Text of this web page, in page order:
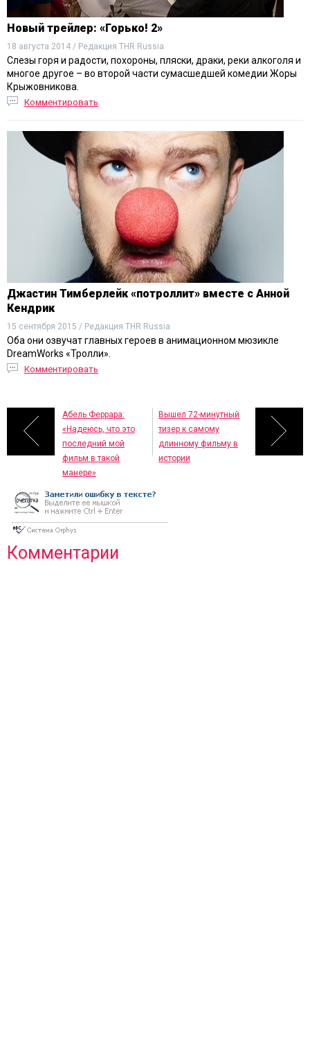
Новый трейлер: «Горько! 2»
18 августа 2014 / Редакция THR Russia
Слезы горя и радости, похороны, пляски, драки, реки алкоголя и
многое другое – во второй части сумасшедшей комедии Жоры
Крыжовникова.
Комментировать
Джастин Тимберлейк «потроллит» вместе с Анной
Кендрик
15 сентября 2015 / Редакция THR Russia
Оба они озвучат главных героев в анимационном мюзикле
DreamWorks «Тролли».
Комментировать
Абель Феррара:
«Надеюсь, что это
последний мой
фильм в такой
манере»
Вышел 72-минутный
тизер к самому
длинному фильму в
истории
Комментарии